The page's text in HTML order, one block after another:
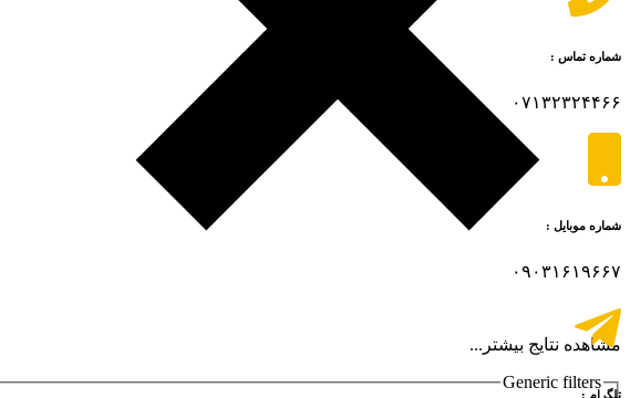
مشاهده نتایج بیشتر...
Generic filters
شماره تماس :
۰۷۱۳۲۳۲۴۴۶۶
شماره موبایل :
۰۹۰۳۱۶۱۹۶۶۷
تلگرام :